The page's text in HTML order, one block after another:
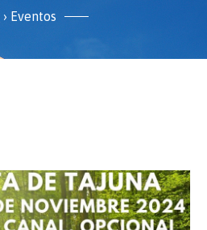
› Eventos